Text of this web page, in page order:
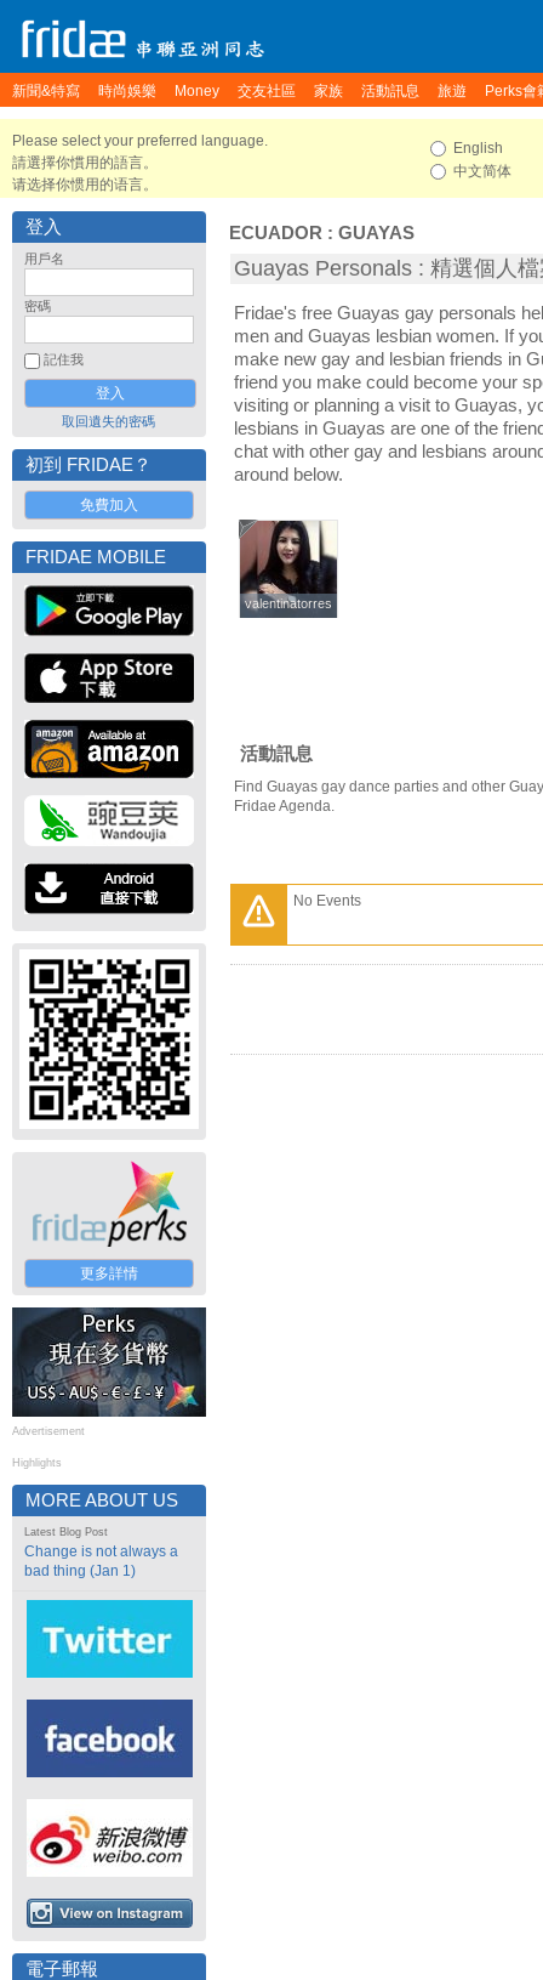
新聞&特寫 時尚娛樂 Money 交友社區 家族 活動訊息 旅遊 Perks會
Please select your preferred language.
請選擇你慣用的語言。
请选择你惯用的语言。
English
中文简体
登入
用戶名
密碼
記住我
取回遺失的密碼
初到 FRIDAE？
免費加入
FRIDAE MOBILE
更多詳情
Advertisement
Highlights
MORE ABOUT US
Latest Blog Post
Change is not always a
bad thing (Jan 1)
電子郵報
ECUADOR : GUAYAS
Guayas Personals : 精選個人
Fridae's free Guayas gay personals
men and Guayas lesbian women. If
make new gay and lesbian friends in
friend you make could become your
visiting or planning a visit to Guayas,
lesbians in Guayas are one of the
chat with other gay and lesbians
around below.
valentinatorres
valentinatorres
活動訊息
Find Guayas gay dance parties and other
Fridae Agenda.
No Events